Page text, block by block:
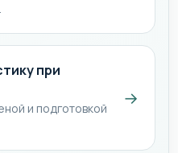
при
и подготовкой
→